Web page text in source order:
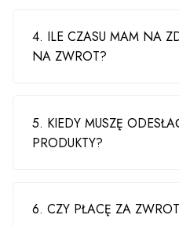
4. ILE CZASU MAM NA
NA ZWROT?
5. KIEDY MUSZĘ
PRODUKTY?
6. CZY PŁACĘ ZA